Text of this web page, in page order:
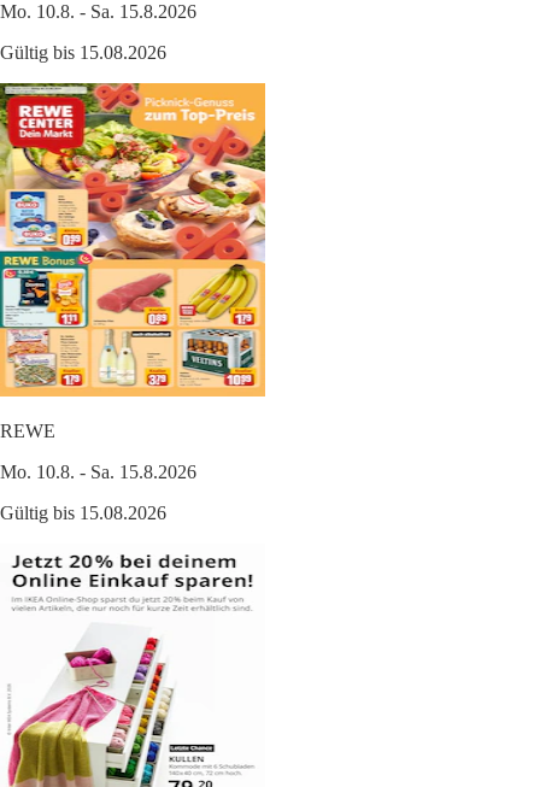
Mo. 10.8. - Sa. 15.8.2026
Gültig bis 15.08.2026
REWE
Mo. 10.8. - Sa. 15.8.2026
Gültig bis 15.08.2026